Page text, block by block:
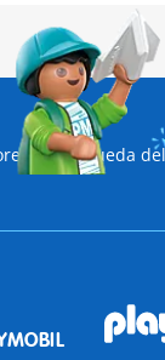
Búsqueda